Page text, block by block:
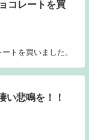
コレートを買
トを買いました。
い悲鳴を！！